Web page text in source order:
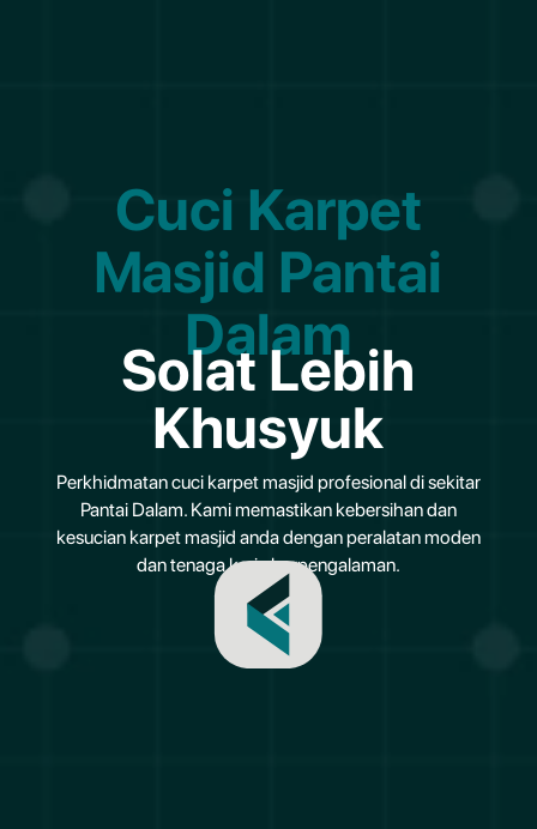
Cuci Karpet
Masjid Pantai
Dalam
Solat Lebih
Khusyuk
Perkhidmatan cuci karpet masjid profesional di sekitar
Pantai Dalam. Kami memastikan kebersihan dan
kesucian karpet masjid anda dengan peralatan moden
dan tenaga kerja berpengalaman.